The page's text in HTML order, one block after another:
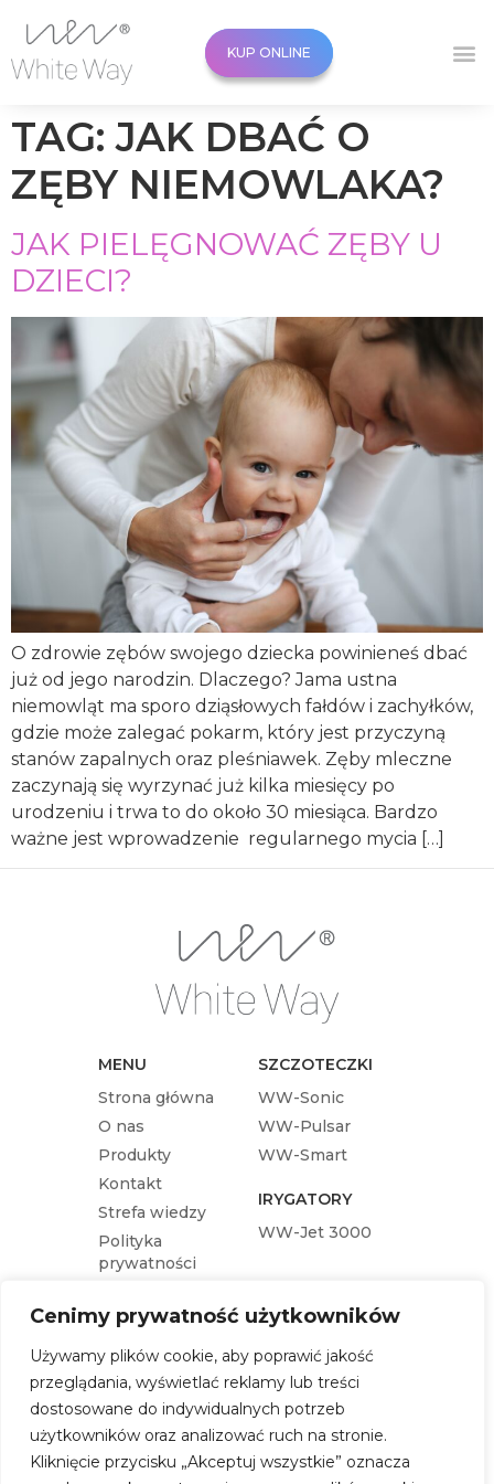
Cenimy prywatność użytkowników
Używamy plików cookie, aby poprawić jakość
przeglądania, wyświetlać reklamy lub treści
dostosowane do indywidualnych potrzeb
użytkowników oraz analizować ruch na stronie.
Kliknięcie przycisku „Akceptuj wszystkie” oznacza
KUP ONLINE
TAG:JAK DBAĆ O
ZĘBY NIEMOWLAKA?
JAK PIELĘGNOWAĆ ZĘBY U
DZIECI?
O zdrowie zębów swojego dziecka powinieneś dbać
już od jego narodzin. Dlaczego? Jama ustna
niemowląt ma sporo dziąsłowych fałdów i zachyłków,
gdzie może zalegać pokarm, który jest przyczyną
stanów zapalnych oraz pleśniawek. Zęby mleczne
zaczynają się wyrzynać już kilka miesięcy po
urodzeniu i trwa to do około 30 miesiąca. Bardzo
ważne jest wprowadzenie regularnego mycia […]
MENU
Strona główna
O nas
Produkty
Kontakt
Strefa wiedzy
Polityka
prywatności
SZCZOTECZKI
WW-Sonic
WW-Pulsar
WW-Smart
IRYGATORY
WW-Jet 3000
KOŃCÓWKI
Końcówka wymienna WW-Sonic
Końcówka wymienna WW-Jet 3000
Końcówka wymienna WW-Smart